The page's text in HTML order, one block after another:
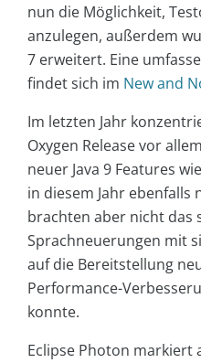
nun die Möglichkeit,
anzulegen, außerdem
7 erweitert. Eine
findet sich im New and
Im letzten Jahr
Oxygen Release vor
neuer Java 9 Features
in diesem Jahr ebenfalls
brachten aber nicht das
Sprachneuerungen mit
auf die Bereitstellung
Performance-
konnte.
Eclipse Photon markiert